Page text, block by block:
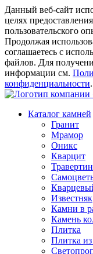
Данный веб-сайт
целях
пользовательского
Продолжая
соглашаетесь с
файлов. Для
информации см.
конфиденциальности.
Каталог камней
Гранит
Мрамор
Оникс
Кварцит
Травертин
Известняк
Камни в
Камень
Плитка
Плитка из